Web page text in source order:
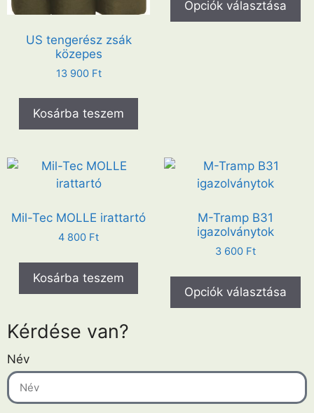
US tengerész zsák
közepes
13 900 Ft
Kosárba teszem
Opciók választása
Mil-Tec MOLLE irattartó
4 800 Ft
Kosárba teszem
M-Tramp B31
igazolványtok
3 600 Ft
Opciók választása
Kérdése van?
Név